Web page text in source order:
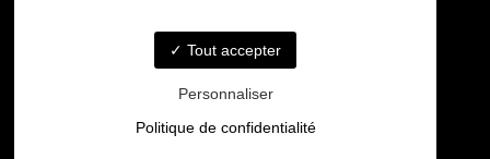
contact@gd-drones-services.fr
Tout accepter
Personnaliser
Politique de confidentialité